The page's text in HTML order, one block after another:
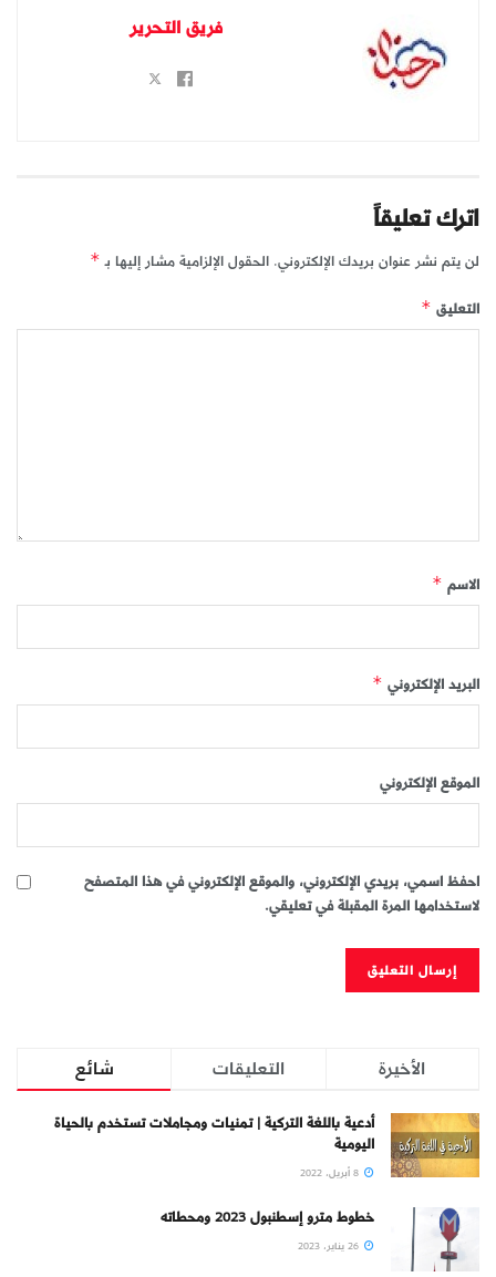
فريق التحرير
اترك تعليقاً
لن يتم نشر عنوان بريدك الإلكتروني. الحقول الإلزامية مشار إليها بـ *
التعليق *
الاسم *
البريد الإلكتروني *
الموقع الإلكتروني
احفظ اسمي، بريدي الإلكتروني، والموقع الإلكتروني في هذا المتصفح
لاستخدامها المرة المقبلة في تعليقي.
شائع التعليقات الأخيرة
أدعية باللغة التركية | تمنيات ومجاملات تستخدم بالحياة
اليومية
خطوط مترو إسطنبول 2023 ومحطاته